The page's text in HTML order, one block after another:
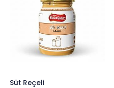
Süt Reçeli